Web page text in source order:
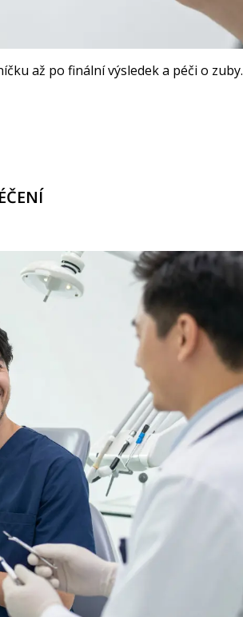
až po finální výsledek a péči o zuby.